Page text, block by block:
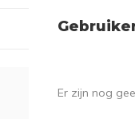
Er zijn nog